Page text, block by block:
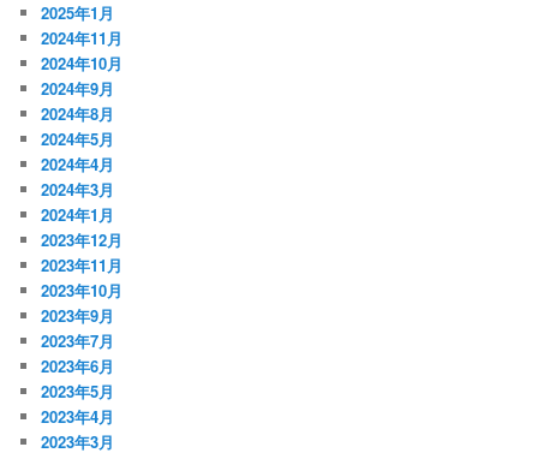
2025年1月
2024年11月
2024年10月
2024年9月
2024年8月
2024年5月
2024年4月
2024年3月
2024年1月
2023年12月
2023年11月
2023年10月
2023年9月
2023年7月
2023年6月
2023年5月
2023年4月
2023年3月